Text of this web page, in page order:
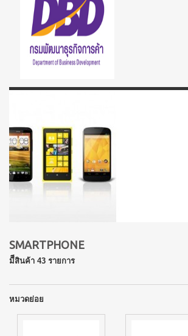
SMARTPHONE
มีีสินค้า 43 รายการ
หมวดย่อย